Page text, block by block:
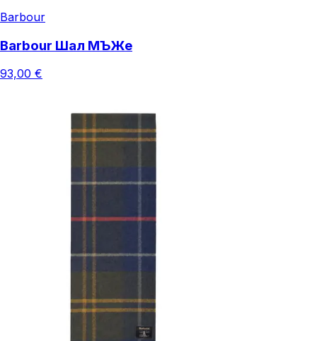
Barbour
Barbour Шал МЪЖe
93,00 €